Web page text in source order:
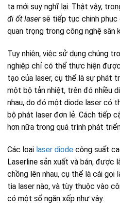
ta mới suy nghĩ lại. Thật vậy,
đi ốt lasersẽ tiếp tục chinh phục
quan trọng trong công nghệ sân
Tuy nhiên, việc sử dụng chúng
nghiệp chỉ có thể thực hiện
tạo của laser, cụ thể là sự phát
một bộ tản nhiệt, trên đó nhiều
nhau, do đó một diode laser có
bộ phát laser đơn lẻ. Cách tiếp
hơn nữa trong quá trình phát
Các loại laser diode công suất
Laserline sản xuất và bán, được
chồng lên nhau, cụ thể là cái gọi
tia laser nào, và tùy thuộc vào
có một số ngăn xếp như vậy.